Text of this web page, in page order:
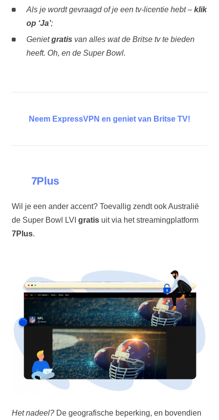
Als je wordt gevraagd of je een tv-licentie hebt – klik
op ‘Ja’;
Genietgratis van alles wat de Britse tv te bieden
heeft. Oh, en de Super Bowl.
Neem ExpressVPN en geniet van Britse TV!
7Plus
Wil je een ander accent? Toevallig zendt ook Australië
de Super Bowl LVI gratisuit via het streamingplatform
7Plus.
Het nadeel?De geografische beperking, en bovendien